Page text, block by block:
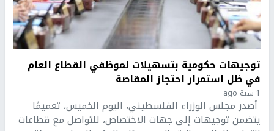
توجيهات حكومية بتسهيلات لموظفي القطاع العام
في ظل استمرار احتجاز المقاصة
1 سنة ago
أصدر مجلس الوزراء الفلسطيني، اليوم الخميس، تعميمًا
يتضمن توجيهات إلى جهات الاختصاص، للتواصل مع قطاعات